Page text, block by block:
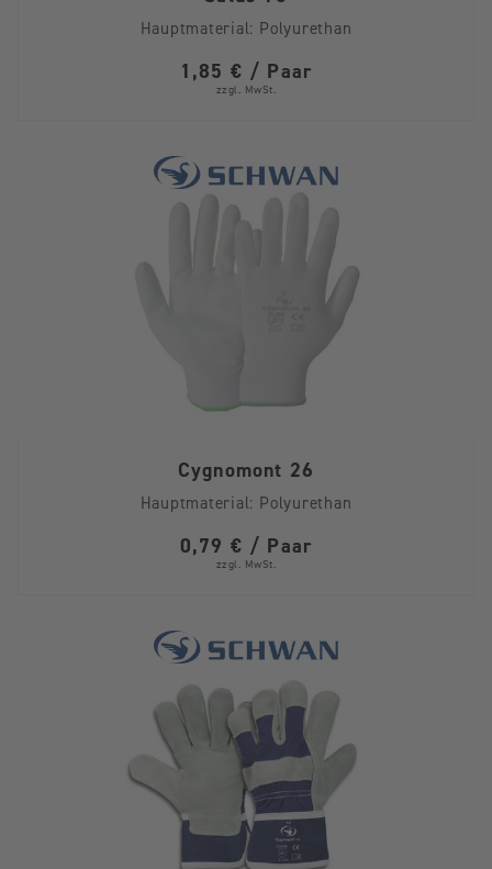
Hauptmaterial: Polyurethan
1,85 € / Paar
zzgl. MwSt.
Cygnomont 26
Hauptmaterial: Polyurethan
0,79 € / Paar
zzgl. MwSt.